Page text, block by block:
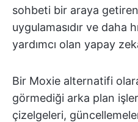
sohbeti bir araya getiren
uygulamasıdır ve daha
yardımcı olan yapay
Bir Moxie alternatifi
görmediği arka plan
çizelgeleri,